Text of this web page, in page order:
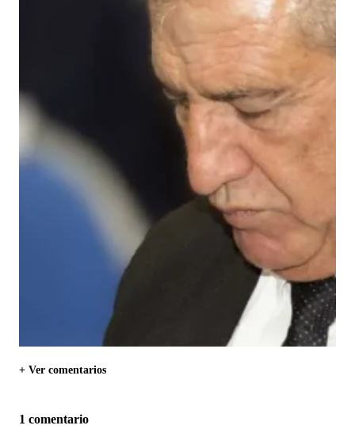
+ Ver comentarios
1 comentario